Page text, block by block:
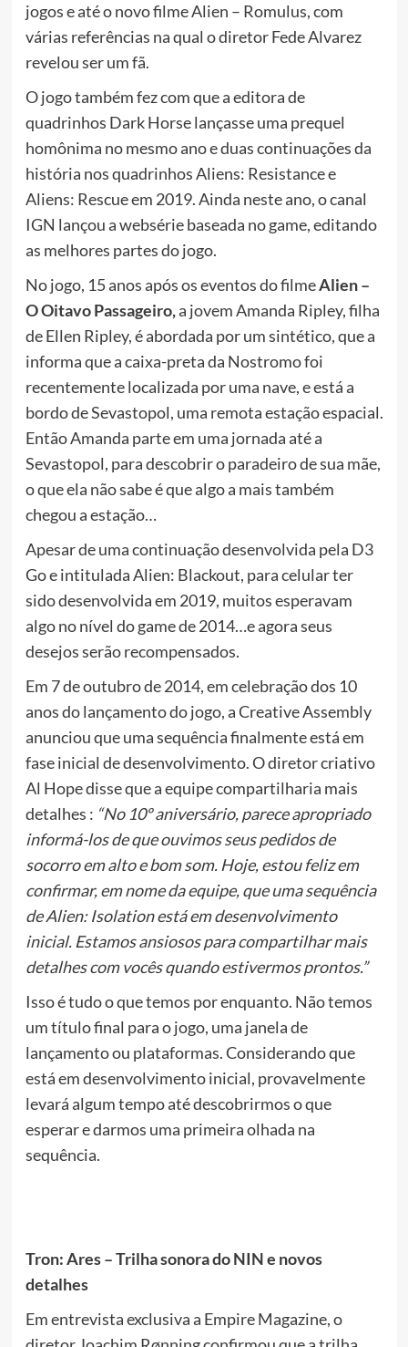
jogos e até o novo filme Alien – Romulus, com
várias referências na qual o diretor Fede Alvarez
revelou ser um fã.
O jogo também fez com que a editora de
quadrinhos Dark Horse lançasse uma prequel
homônima no mesmo ano e duas continuações da
história nos quadrinhos Aliens: Resistance e
Aliens: Rescue em 2019. Ainda neste ano, o canal
IGN lançou a websérie baseada no game, editando
as melhores partes do jogo.
No jogo, 15 anos após os eventos do filmeAlien –
O Oitavo Passageiro,a jovem Amanda Ripley, filha
de Ellen Ripley, é abordada por um sintético, que a
informa que a caixa-preta da Nostromo foi
recentemente localizada por uma nave, e está a
bordo de Sevastopol, uma remota estação espacial.
Então Amanda parte em uma jornada até a
Sevastopol, para descobrir o paradeiro de sua mãe,
o que ela não sabe é que algo a mais também
chegou a estação…
Apesar de uma continuação desenvolvida pela D3
Go e intitulada Alien: Blackout, para celular ter
sido desenvolvida em 2019, muitos esperavam
algo no nível do game de 2014…e agora seus
desejos serão recompensados.
Em 7 de outubro de 2014, em celebração dos 10
anos do lançamento do jogo, a Creative Assembly
anunciou que uma sequência finalmente está em
fase inicial de desenvolvimento. O diretor criativo
Al Hope disse que a equipe compartilharia mais
detalhes : “No 10º aniversário, parece apropriado
informá-los de que ouvimos seus pedidos de
socorro em alto e bom som. Hoje, estou feliz em
confirmar, em nome da equipe, que uma sequência
de Alien: Isolation está em desenvolvimento
inicial. Estamos ansiosos para compartilhar mais
detalhes com vocês quando estivermos prontos.”
Isso é tudo o que temos por enquanto. Não temos
um título final para o jogo, uma janela de
lançamento ou plataformas. Considerando que
está em desenvolvimento inicial, provavelmente
levará algum tempo até descobrirmos o que
esperar e darmos uma primeira olhada na
sequência.
Tron: Ares – Trilha sonora do NIN e novos
detalhes
Em entrevista exclusiva a Empire Magazine, o